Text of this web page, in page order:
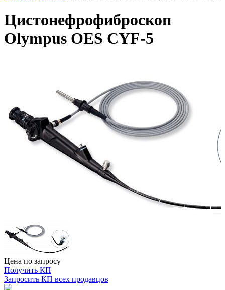
Цистонефрофиброскоп
Olympus OES CYF-5
Цена по запросу
Получить КП
Запросить КП всех продавцов